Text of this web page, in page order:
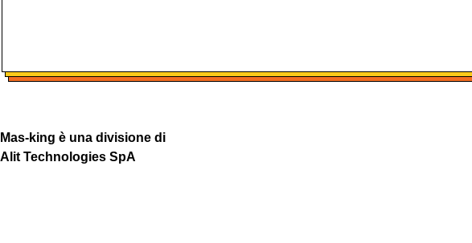
Mas-king è una divisione di
Alit Technologies SpA